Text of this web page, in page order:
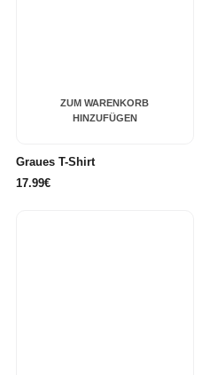
ZUM WARENKORB
HINZUFÜGEN
Graues T-Shirt
17.99€